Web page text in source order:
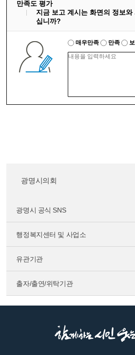
만족도 평가
지금 보고 계시는 화면의 정보
십니까?
매우만족 만족
광명시의회
광명시 공식 SNS
행정복지센터 및 사업소
유관기관
출자/출연/위탁기관